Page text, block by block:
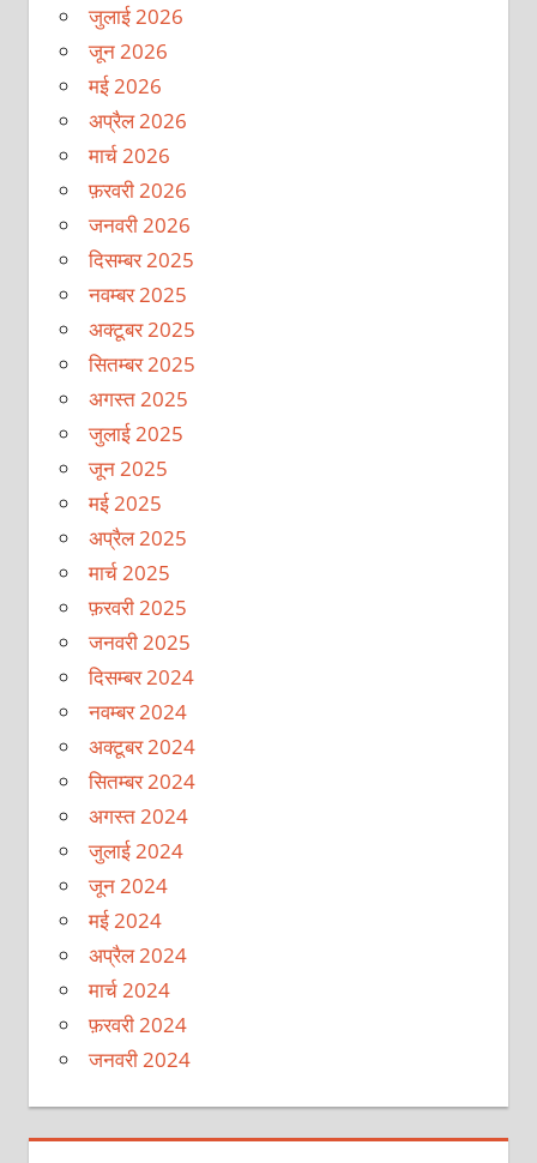
जुलाई 2026
जून 2026
मई 2026
अप्रैल 2026
मार्च 2026
फ़रवरी 2026
जनवरी 2026
दिसम्बर 2025
नवम्बर 2025
अक्टूबर 2025
सितम्बर 2025
अगस्त 2025
जुलाई 2025
जून 2025
मई 2025
अप्रैल 2025
मार्च 2025
फ़रवरी 2025
जनवरी 2025
दिसम्बर 2024
नवम्बर 2024
अक्टूबर 2024
सितम्बर 2024
अगस्त 2024
जुलाई 2024
जून 2024
मई 2024
अप्रैल 2024
मार्च 2024
फ़रवरी 2024
जनवरी 2024